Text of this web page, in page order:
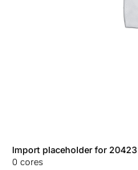
Import placeholder for 20423
0 cores